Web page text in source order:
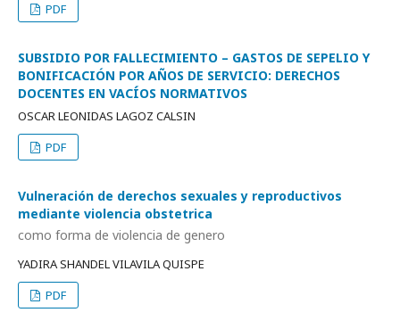
PDF
SUBSIDIO POR FALLECIMIENTO – GASTOS DE SEPELIO Y
BONIFICACIÓN POR AÑOS DE SERVICIO: DERECHOS
DOCENTES EN VACÍOS NORMATIVOS
OSCAR LEONIDAS LAGOZ CALSIN
PDF
Vulneración de derechos sexuales y reproductivos
mediante violencia obstetrica
como forma de violencia de genero
YADIRA SHANDEL VILAVILA QUISPE
PDF